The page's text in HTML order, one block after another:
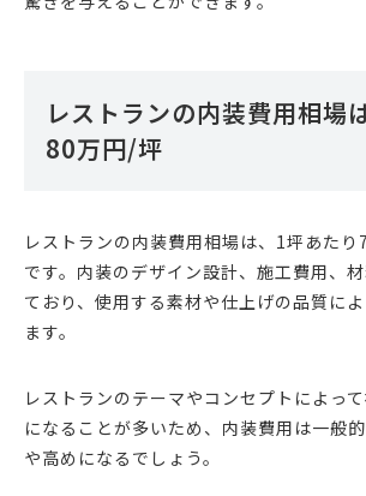
レストランの内装費用相場
80万円/坪
レストランの内装費用相場は、1坪あた
です。内装のデザイン設計、施工費用、
ており、使用する素材や仕上げの品質に
ます。
レストランのテーマやコンセプトによっ
になることが多いため、内装費用は一般
や高めになるでしょう。